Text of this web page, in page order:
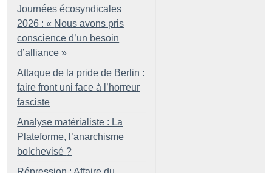
Journées écosyndicales
2026 : « Nous avons pris
conscience d’un besoin
d’alliance »
Attaque de la pride de Berlin :
faire front uni face à l’horreur
fasciste
Analyse matérialiste : La
Plateforme, l’anarchisme
bolchevisé ?